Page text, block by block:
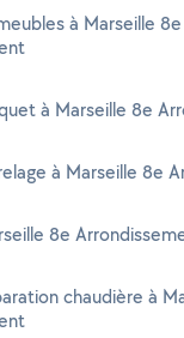
à Marseille 8e
à Marseille 8e
à Marseille 8e
8e
chaudière à